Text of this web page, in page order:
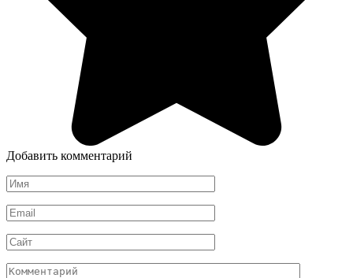
Добавить комментарий
Имя
*
Email
*
Сайт
Комментарий